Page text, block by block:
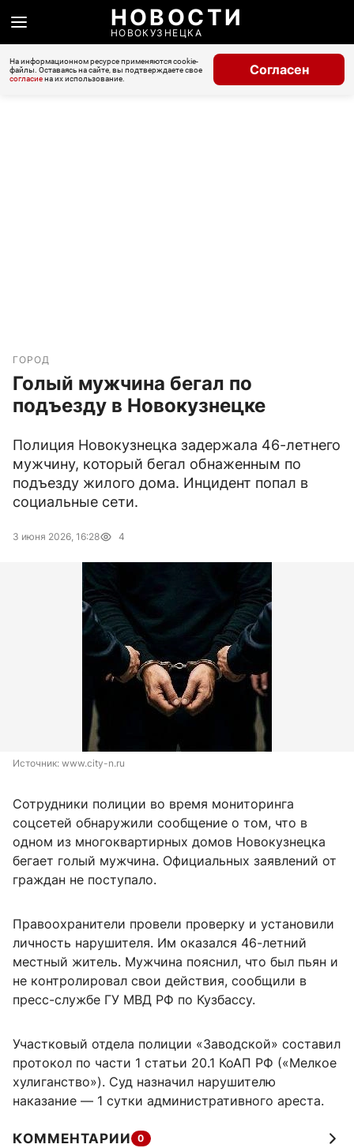
НОВОСТИ
НОВОКУЗНЕЦКА
На информационном ресурсе применяются cookie-
файлы. Оставаясь на сайте, вы подтверждаете свое
согласиена их использование.
Согласен
ГОРОД
Голый мужчина бегал по
подъезду в Новокузнецке
Полиция Новокузнецка задержала 46-летнего
мужчину, который бегал обнаженным по
подъезду жилого дома. Инцидент попал в
социальные сети.
3 июня 2026, 16:28 4
Источник: www.city-n.ru
Сотрудники полиции во время мониторинга
соцсетей обнаружили сообщение о том, что в
одном из многоквартирных домов Новокузнецка
бегает голый мужчина. Официальных заявлений от
граждан не поступало.
Правоохранители провели проверку и установили
личность нарушителя. Им оказался 46-летний
местный житель. Мужчина пояснил, что был пьян и
не контролировал свои действия, сообщили в
пресс-службе ГУ МВД РФ по Кузбассу.
Участковый отдела полиции «Заводской» составил
протокол по части 1 статьи 20.1 КоАП РФ («Мелкое
хулиганство»). Суд назначил нарушителю
наказание — 1 сутки административного ареста.
КОММЕНТАРИИ 0